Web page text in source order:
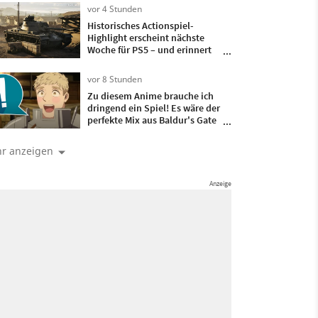
bekommen und ist damit
komplett
vor 4 Stunden
Historisches Actionspiel-
Highlight erscheint nächste
Woche für PS5 – und erinnert
vor 8 Stunden
Zu diesem Anime brauche ich
dringend ein Spiel! Es wäre der
perfekte Mix aus Baldur's Gate
anzeigen